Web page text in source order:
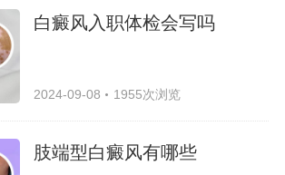
白癜风入职体检会写吗
2024-09-08 1955次浏览
肢端型白癜风有哪些